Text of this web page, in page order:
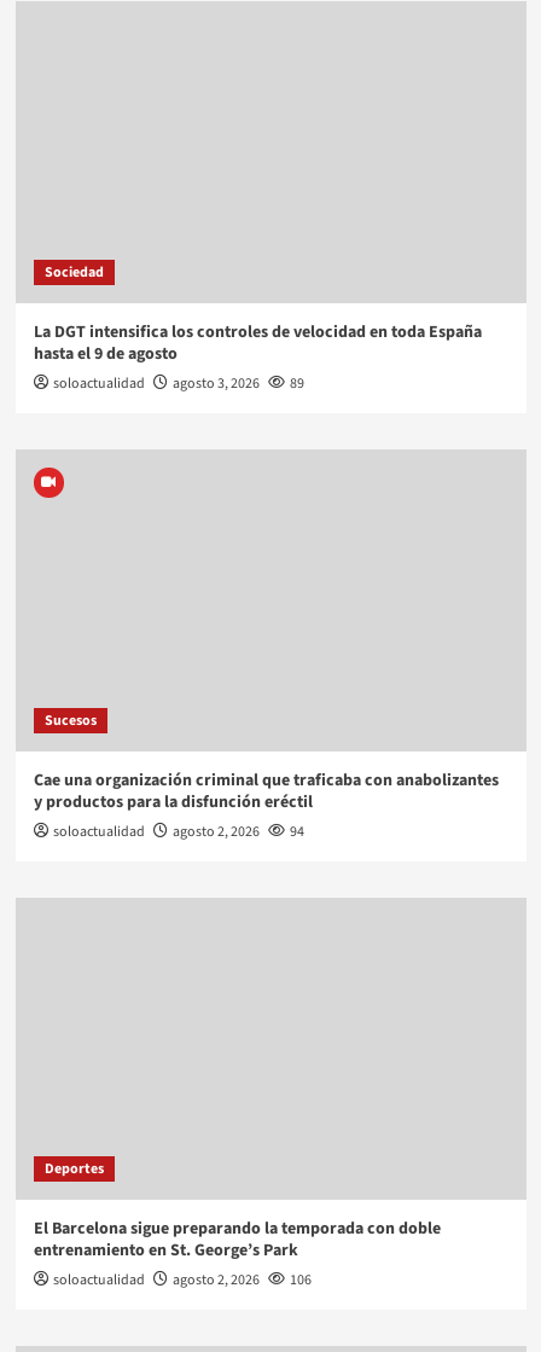
Sociedad
La DGT intensifica los controles de velocidad en toda España
hasta el 9 de agosto
soloactualidad agosto 3, 2026 89
Sucesos
Cae una organización criminal que traficaba con anabolizantes
y productos para la disfunción eréctil
soloactualidad agosto 2, 2026 94
Deportes
El Barcelona sigue preparando la temporada con doble
entrenamiento en St. George’s Park
soloactualidad agosto 2, 2026 106